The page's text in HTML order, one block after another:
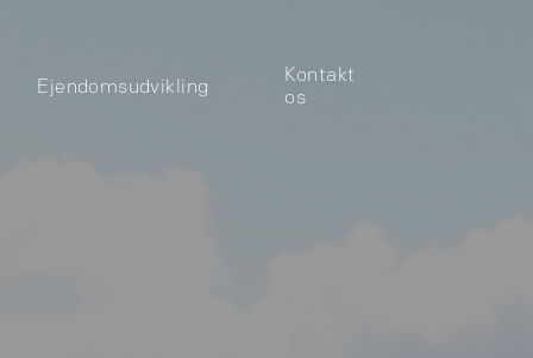
Ejendomsudvikling
Kontakt
os